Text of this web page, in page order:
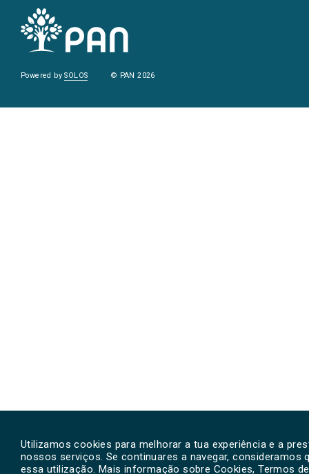
Utilizamos cookies para melhorar a tua experiência e a
nossos serviços. Se continuares a navegar, consideramos
essa utilização. Mais informação sobre Cookies, Termos
Powered bySOLOS © PAN 2026